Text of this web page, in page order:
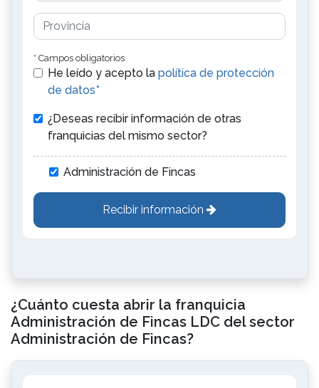
* Campos obligatorios
He leído y acepto la política de protección
de datos*
¿Deseas recibir información de otras
franquicias del mismo sector?
Administración de Fincas
Recibir información
¿Cuánto cuesta abrir la franquicia
Administración de Fincas LDC del sector
Administración de Fincas?